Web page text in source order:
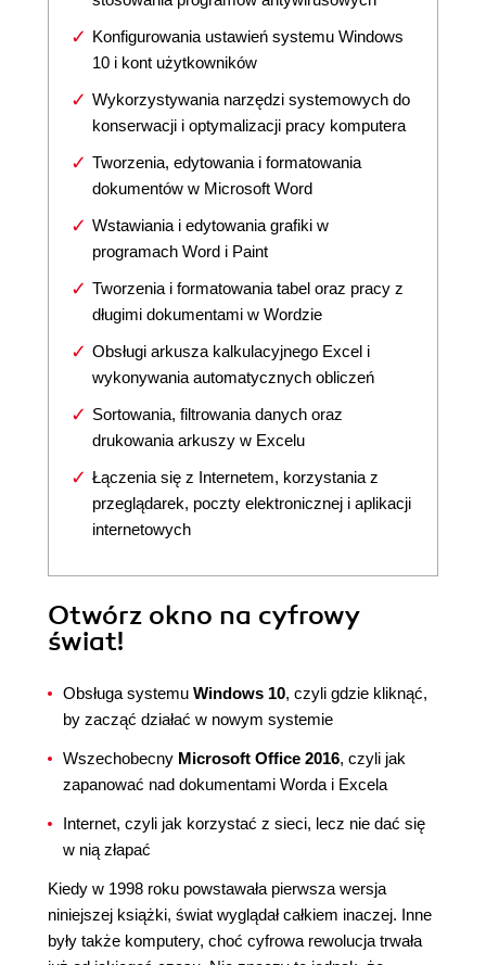
Konfigurowania ustawień systemu Windows
10 i kont użytkowników
Wykorzystywania narzędzi systemowych do
konserwacji i optymalizacji pracy komputera
Tworzenia, edytowania i formatowania
dokumentów w Microsoft Word
Wstawiania i edytowania grafiki w
programach Word i Paint
Tworzenia i formatowania tabel oraz pracy z
długimi dokumentami w Wordzie
Obsługi arkusza kalkulacyjnego Excel i
wykonywania automatycznych obliczeń
Sortowania, filtrowania danych oraz
drukowania arkuszy w Excelu
Łączenia się z Internetem, korzystania z
przeglądarek, poczty elektronicznej i aplikacji
internetowych
Otwórz okno na cyfrowy
świat!
Obsługa systemu Windows 10, czyli gdzie kliknąć,
by zacząć działać w nowym systemie
Wszechobecny Microsoft Office 2016, czyli jak
zapanować nad dokumentami Worda i Excela
Internet, czyli jak korzystać z sieci, lecz nie dać się
w nią złapać
Kiedy w 1998 roku powstawała pierwsza wersja
niniejszej książki, świat wyglądał całkiem inaczej. Inne
były także komputery, choć cyfrowa rewolucja trwała